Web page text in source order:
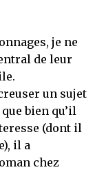
je ne
de leur
un sujet
bien qu’il
(dont il
il a
chez